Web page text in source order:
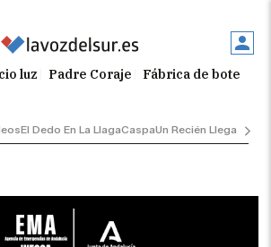
luz Padre Coraje Fábrica de botellas
El Dedo En La LlagaCaspaUn Recién Llegado